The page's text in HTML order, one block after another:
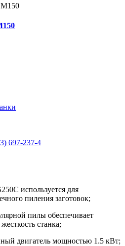
697-237-4
используется для
пиления заготовок;
пилы обеспечивает
станка;
двигатель мощностью 1.5 кВт;